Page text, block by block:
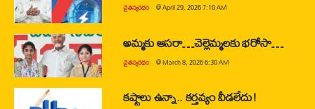
చైతన్యరధం @April 29, 2026 7:10 AM
అమ్మకు ఆసరా…చెల్లెమ్మలకు భరోసా…
చైతన్యరధం @March 8, 2026 6:30 AM
కష్టాలు ఉన్నా.. కర్తవ్యం వీడలేదు!